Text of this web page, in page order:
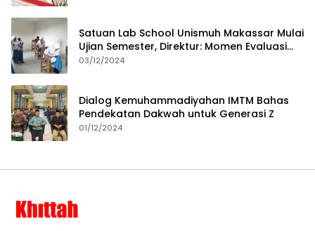
Satuan Lab School Unismuh Makassar Mulai
Ujian Semester, Direktur: Momen Evaluasi
Proses Pembelajaran
03/12/2024
Dialog Kemuhammadiyahan IMTM Bahas
Pendekatan Dakwah untuk Generasi Z
01/12/2024